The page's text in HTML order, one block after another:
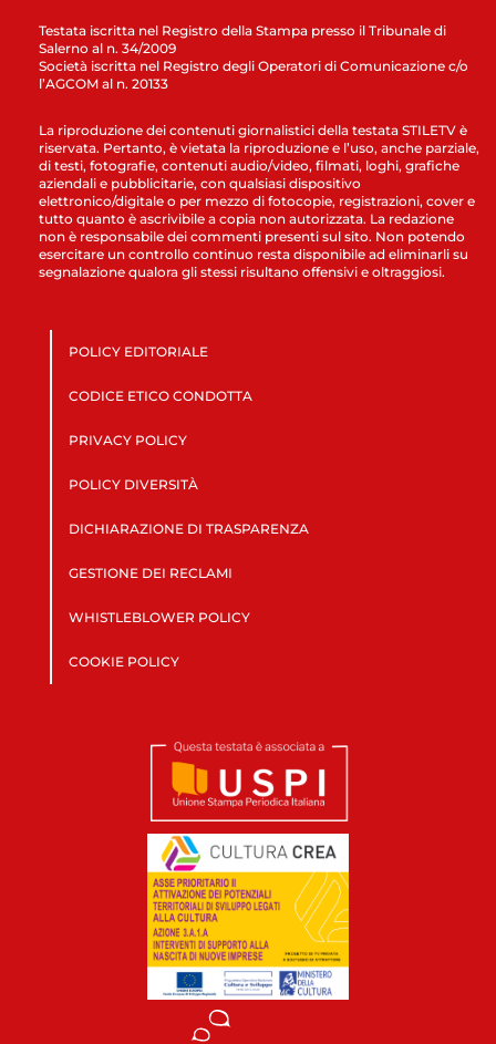
Testata iscritta nel Registro della Stampa presso il Tribunale di
Salerno al n. 34/2009
Società iscritta nel Registro degli Operatori di Comunicazione c/o
l’AGCOM al n. 20133
La riproduzione dei contenuti giornalistici della testata STILETV è
riservata. Pertanto, è vietata la riproduzione e l’uso, anche parziale,
di testi, fotografie, contenuti audio/video, filmati, loghi, grafiche
aziendali e pubblicitarie, con qualsiasi dispositivo
elettronico/digitale o per mezzo di fotocopie, registrazioni, cover e
tutto quanto è ascrivibile a copia non autorizzata. La redazione
non è responsabile dei commenti presenti sul sito. Non potendo
esercitare un controllo continuo resta disponibile ad eliminarli su
segnalazione qualora gli stessi risultano offensivi e oltraggiosi.
POLICY EDITORIALE
CODICE ETICO CONDOTTA
PRIVACY POLICY
POLICY DIVERSITÀ
DICHIARAZIONE DI TRASPARENZA
GESTIONE DEI RECLAMI
WHISTLEBLOWER POLICY
COOKIE POLICY